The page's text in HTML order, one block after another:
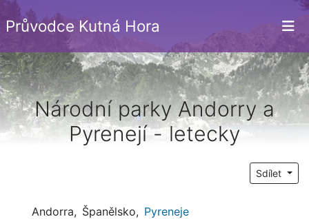
Průvodce Kutná Hora
Národní parky Andorry a
Pyrenejí - letecky
Sdílet
Andorra Španělsko, Pyreneje